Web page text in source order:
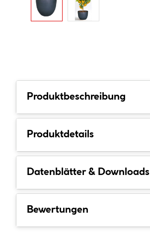
Produktbeschreibung
Produktdetails
Datenblätter & Downloads
Bewertungen